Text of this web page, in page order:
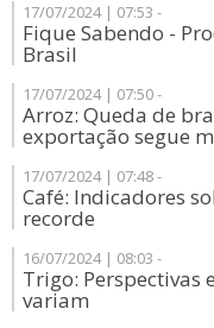
17/07/2024 | 07:53 -
Fique Sabendo -
Brasil
17/07/2024 | 07:50 -
Arroz: Queda de
exportação segue
17/07/2024 | 07:48 -
Café: Indicadores
recorde
16/07/2024 | 08:03 -
Trigo: Perspectivas
variam